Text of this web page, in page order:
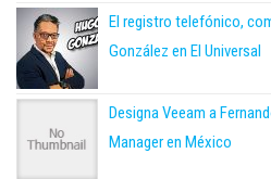
El registro telefónico,
González en El Universal
Designa Veeam a
Manager en México